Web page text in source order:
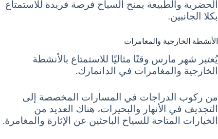
الحضرية والطبيعة يمنح السياح فرصة فريدة للاستمتاع
بكلا الجانبين.
الأنشطة الخارجية والمغامرات
يُعتبر شهر مارس وقتًا مثاليًا للاستمتاع بالأنشطة
الخارجية والمغامرات في الدانمارك.
من ركوب الدراجات في المسارات المخصصة إلى
التجديف في الأنهار والبحيرات، هناك العديد من
الخيارات المتاحة للسياح الباحثين عن الإثارة والمغامرة.